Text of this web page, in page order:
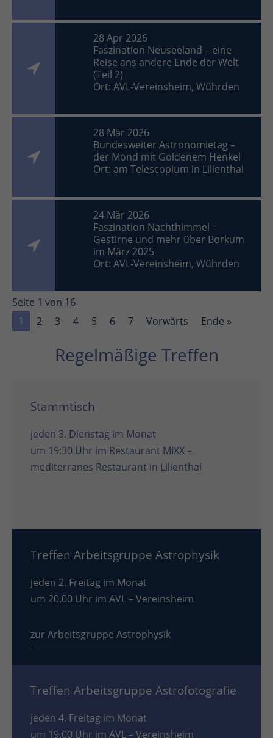
28 Apr 2026
Faszination Neuseeland – eine
Reise ans andere Ende der Welt
(Teil 2)
Ort: AVL-Vereinsheim, Wührden
28 Mär 2026
Bundesweiter Astronomietag –
der Mond mit Goldenem Henkel
Ort: am Telescopium in Lilienthal
24 Mär 2026
Faszination Nachthimmel –
Gestirne und mehr über Borkum
im März 2025
Ort: AVL-Vereinsheim, Wührden
Seite 1 von 16
1
2 3 4 5 6 7 Vorwärts Ende »
Regelmäßige Treffen
Stammtisch
jeden 3. Dienstag im Monat
um 19:30 Uhr im Restaurant MIXX –
mediterranes Restaurant in Lilienthal
Treffen Arbeitsgruppe Astrophysik
jeden 2. Freitag im Monat
um 20.00 Uhr im AVL – Vereinsheim
zur Arbeitsgruppe Astrophysik
Treffen Arbeitsgruppe Astrofotografie
jeden 4. Freitag im Monat
um 19.00 Uhr im AVL – Vereinsheim